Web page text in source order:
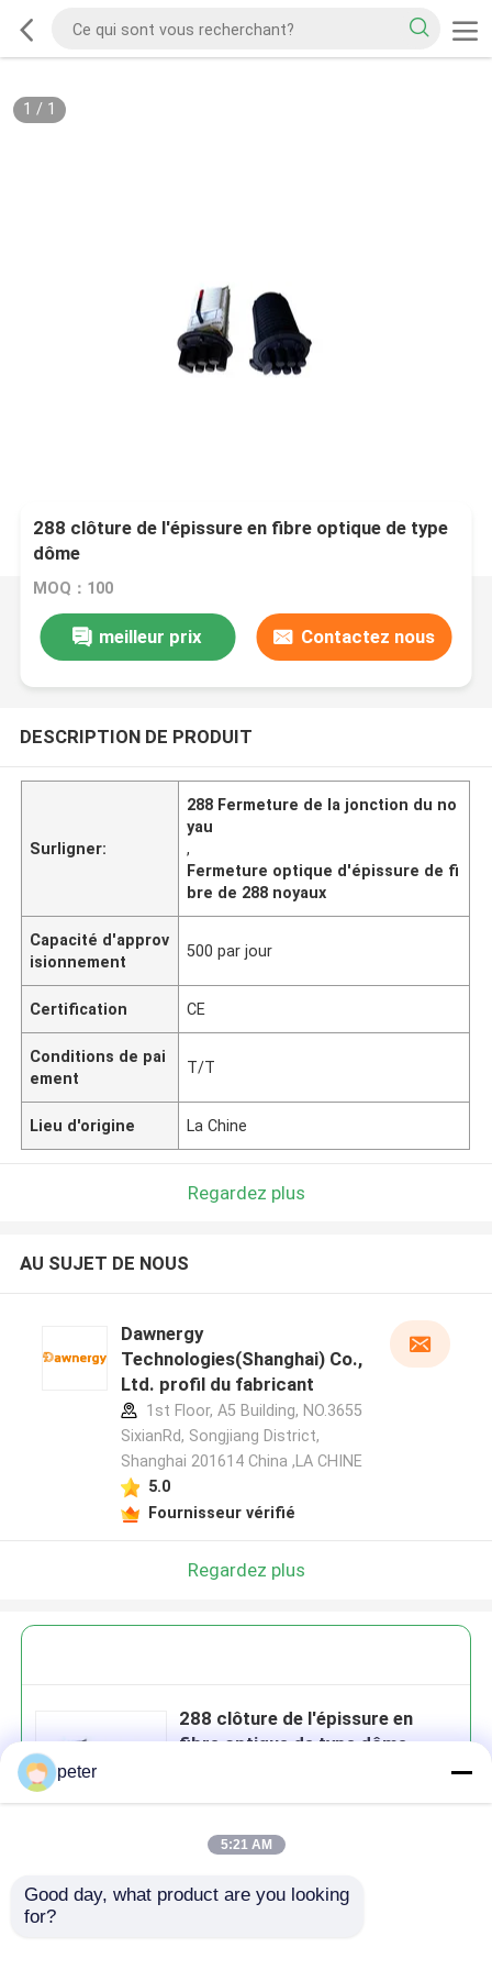
1 / 1
288 clôture de l'épissure en fibre optique de type
dôme
MOQ：100
meilleur prix Contactez nous
DESCRIPTION DE PRODUIT
Surligner:
288 Fermeture de la jonction du no
yau
,
Fermeture optique d'épissure de fi
bre de 288 noyaux
Capacité d'approv
isionnement
500 par jour
Certification CE
Conditions de pai
ement
T/T
Lieu d'origine La Chine
Regardez plus
AU SUJET DE NOUS
Dawnergy
Technologies(Shanghai) Co.,
Ltd. profil du fabricant
1st Floor, A5 Building, NO.3655
SixianRd, Songjiang District,
Shanghai 201614 China ,LA CHINE
5.0
Fournisseur vérifié
Regardez plus
288 clôture de l'épissure en
fibre optique de type dôme
Continuer
peter
5:21 AM
Good day, what product are you looking
for?